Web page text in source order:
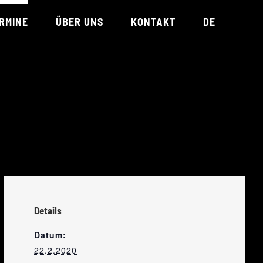
ÜBER UNS KONTAKT DE
Details
Datum:
22.2.2020